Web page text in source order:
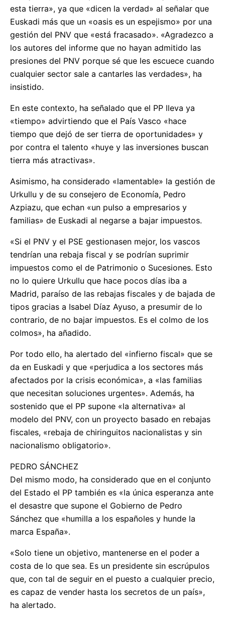
esta tierra», ya que «dicen la verdad» al señalar que
Euskadi más que un «oasis es un espejismo» por una
gestión del PNV que «está fracasado». «Agradezco a
los autores del informe que no hayan admitido las
presiones del PNV porque sé que les escuece cuando
cualquier sector sale a cantarles las verdades», ha
insistido.
En este contexto, ha señalado que el PP lleva ya
«tiempo» advirtiendo que el País Vasco «hace
tiempo que dejó de ser tierra de oportunidades» y
por contra el talento «huye y las inversiones buscan
tierra más atractivas».
Asimismo, ha considerado «lamentable» la gestión de
Urkullu y de su consejero de Economía, Pedro
Azpiazu, que echan «un pulso a empresarios y
familias» de Euskadi al negarse a bajar impuestos.
«Si el PNV y el PSE gestionasen mejor, los vascos
tendrían una rebaja fiscal y se podrían suprimir
impuestos como el de Patrimonio o Sucesiones. Esto
no lo quiere Urkullu que hace pocos días iba a
Madrid, paraíso de las rebajas fiscales y de bajada de
tipos gracias a Isabel Díaz Ayuso, a presumir de lo
contrario, de no bajar impuestos. Es el colmo de los
colmos», ha añadido.
Por todo ello, ha alertado del «infierno fiscal» que se
da en Euskadi y que «perjudica a los sectores más
afectados por la crisis económica», a «las familias
que necesitan soluciones urgentes». Además, ha
sostenido que el PP supone «la alternativa» al
modelo del PNV, con un proyecto basado en rebajas
fiscales, «rebaja de chiringuitos nacionalistas y sin
nacionalismo obligatorio».
PEDRO SÁNCHEZ
Del mismo modo, ha considerado que en el conjunto
del Estado el PP también es «la única esperanza ante
el desastre que supone el Gobierno de Pedro
Sánchez que «humilla a los españoles y hunde la
marca España».
«Solo tiene un objetivo, mantenerse en el poder a
costa de lo que sea. Es un presidente sin escrúpulos
que, con tal de seguir en el puesto a cualquier precio,
es capaz de vender hasta los secretos de un país»,
ha alertado.